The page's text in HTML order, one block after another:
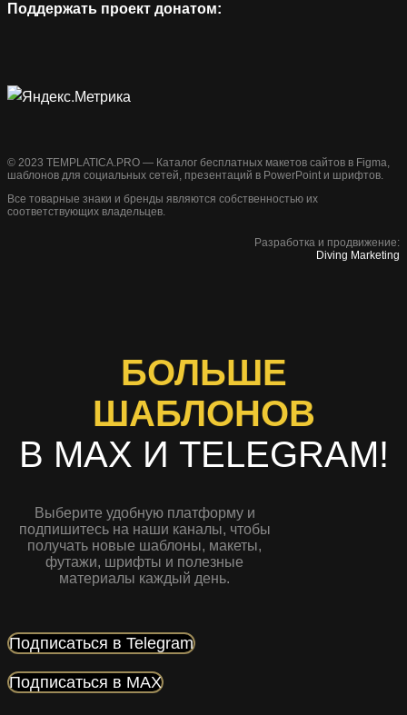
Поддержать проект донатом:
©️ 2023 TEMPLATICA.PRO — Каталог бесплатных макетов сайтов в Figma,
шаблонов для социальных сетей, презентаций в PowerPoint и шрифтов.
Все товарные знаки и бренды являются собственностью их
соответствующих владельцев.
Разработка и продвижение:
Diving Marketing
БОЛЬШЕ
ШАБЛОНОВ
В MAX И TELEGRAM!
Выберите удобную платформу и
подпишитесь на наши каналы, чтобы
получать новые шаблоны, макеты,
футажи, шрифты и полезные
материалы каждый день.
Подписаться в Telegram
Подписаться в MAX